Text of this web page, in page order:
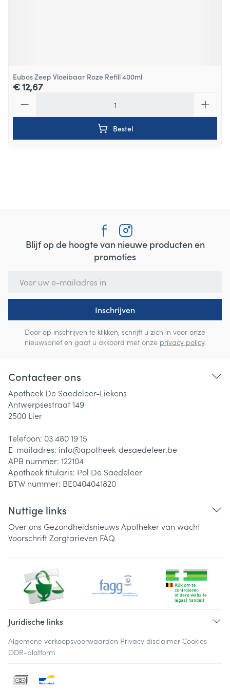
Eubos Zeep Vloeibaar Roze Refill 400ml
€ 12,67
Bestel
Blijf op de hoogte van nieuwe producten en
promoties
Inschrijven
Door op inschrijven te klikken, schrijft u zich in voor onze
nieuwsbrief en gaat u akkoord met onze privacy policy.
Contacteer ons
Apotheek De Saedeleer-Liekens
Antwerpsestraat 149
2500 Lier
Telefoon: 03 480 19 15
E-mailadres: info@apotheek-desaedeleer.be
APB nummer: 122104
Apotheek titularis: Pol De Saedeleer
BTW nummer: BE0404041820
Nuttige links
Over ons Gezondheidsnieuws Apotheker van wacht
VoorschriftZorgtarieven FAQ
Juridische links
Algemene verkoopsvoorwaarden Privacy disclaimer Cookies
ODR-platform